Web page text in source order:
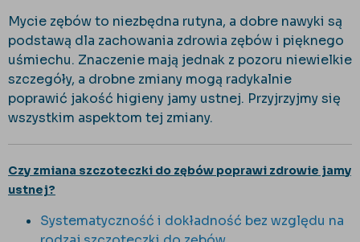
Mycie zębów to niezbędna rutyna, a dobre nawyki są
podstawą dla zachowania zdrowia zębów i pięknego
uśmiechu. Znaczenie mają jednak z pozoru niewielkie
szczegóły, a drobne zmiany mogą radykalnie
poprawić jakość higieny jamy ustnej. Przyjrzyjmy się
wszystkim aspektom tej zmiany.
Czy zmiana szczoteczki do zębów poprawi zdrowie jamy
ustnej?
Systematyczność i dokładność bez względu na